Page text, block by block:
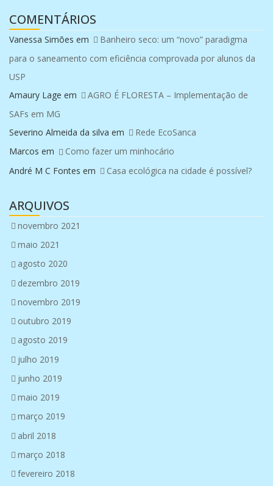
COMENTÁRIOS
Vanessa Simões em
Banheiro seco: um “novo” paradigma
para o saneamento com eficiência comprovada por alunos da
USP
Amaury Lage em
AGRO É FLORESTA – Implementação de
SAFs em MG
Severino Almeida da silva em
Rede EcoSanca
Marcos em
Como fazer um minhocário
André M C Fontes em Casa ecológica na cidade é possível?
ARQUIVOS
novembro 2021
maio 2021
agosto 2020
dezembro 2019
novembro 2019
outubro 2019
agosto 2019
julho 2019
junho 2019
maio 2019
março 2019
abril 2018
março 2018
fevereiro 2018